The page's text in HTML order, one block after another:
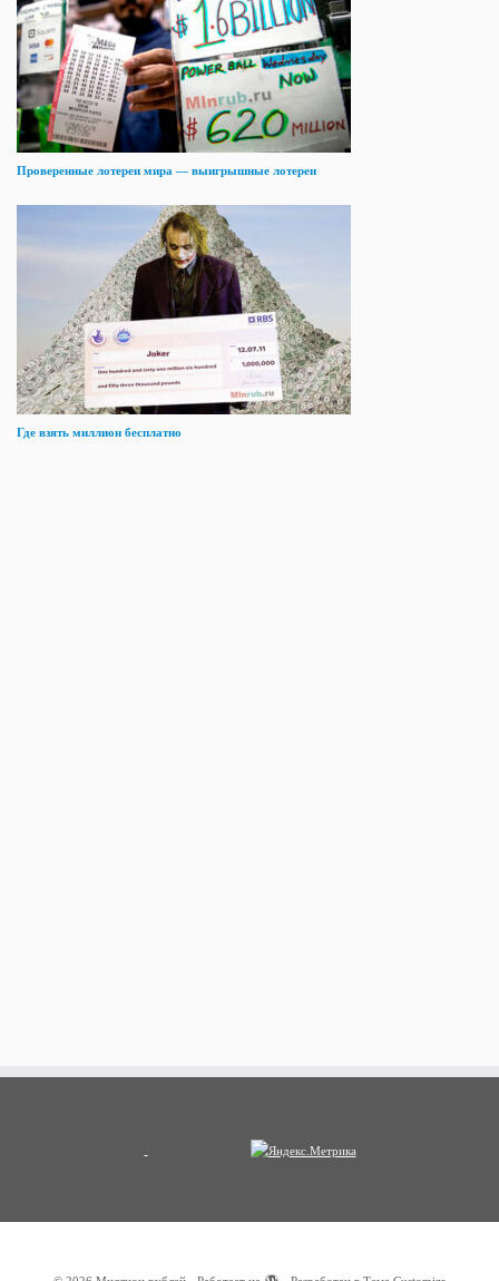
Проверенные лотереи мира — выигрышные лотереи
Где взять миллион бесплатно